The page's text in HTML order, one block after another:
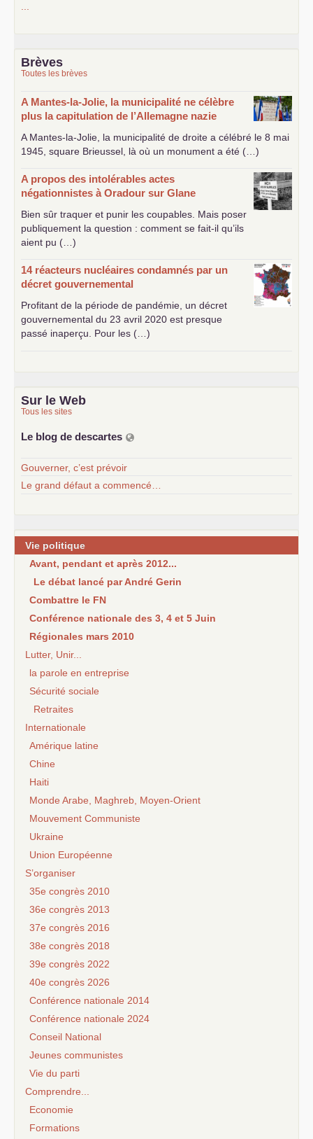
Brèves
Toutes les brèves
A Mantes-la-Jolie, la municipalité ne célèbre
plus la capitulation de l’Allemagne nazie
A Mantes-la-Jolie, la municipalité de droite a célébré le 8 mai
1945, square Brieussel, là où un monument a été (…)
A propos des intolérables actes
négationnistes à Oradour sur Glane
Bien sûr traquer et punir les coupables. Mais poser
publiquement la question : comment se fait-il qu’ils
aient pu (…)
14 réacteurs nucléaires condamnés par un
décret gouvernemental
Profitant de la période de pandémie, un décret
gouvernemental du 23 avril 2020 est presque
passé inaperçu. Pour les (…)
Sur le Web
Tous les sites
Le blog de descartes
Gouverner, c’est prévoir
Le grand défaut a commencé…
Vie politique
Avant, pendant et après 2012...
Le débat lancé par André Gerin
Combattre le FN
Conférence nationale des 3, 4 et 5 Juin
Régionales mars 2010
Lutter, Unir...
la parole en entreprise
Sécurité sociale
Retraites
Internationale
Amérique latine
Chine
Haiti
Monde Arabe, Maghreb, Moyen-Orient
Mouvement Communiste
Ukraine
Union Européenne
S’organiser
35e congrès 2010
36e congrès 2013
37e congrès 2016
38e congrès 2018
39e congrès 2022
40e congrès 2026
Conférence nationale 2014
Conférence nationale 2024
Conseil National
Jeunes communistes
Vie du parti
Comprendre...
Economie
Formations